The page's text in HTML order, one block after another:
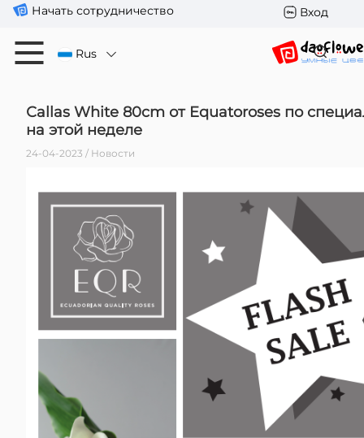
Начать сотрудничество Вход
Rus
Сallas White 80cm от Equatoroses по
на этой неделе
24-04-2023 / Новости